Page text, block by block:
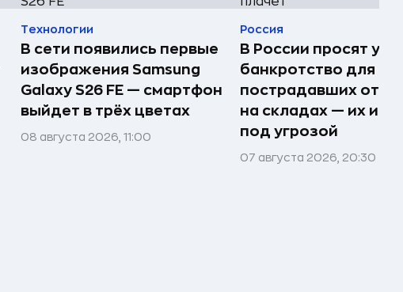
Технологии
В сети появились первые
изображения Samsung
Galaxy S26 FE — смартфон
выйдет в трёх цветах
08 августа 2026, 11:00
Россия
В России просят
банкротство для
пострадавших от
на складах — их
под угрозой
07 августа 2026, 20:30